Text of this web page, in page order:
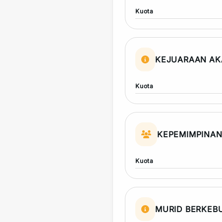
Kuota
KEJUARAAN
Kuota
KEPEMIMPINAN
Kuota
MURID